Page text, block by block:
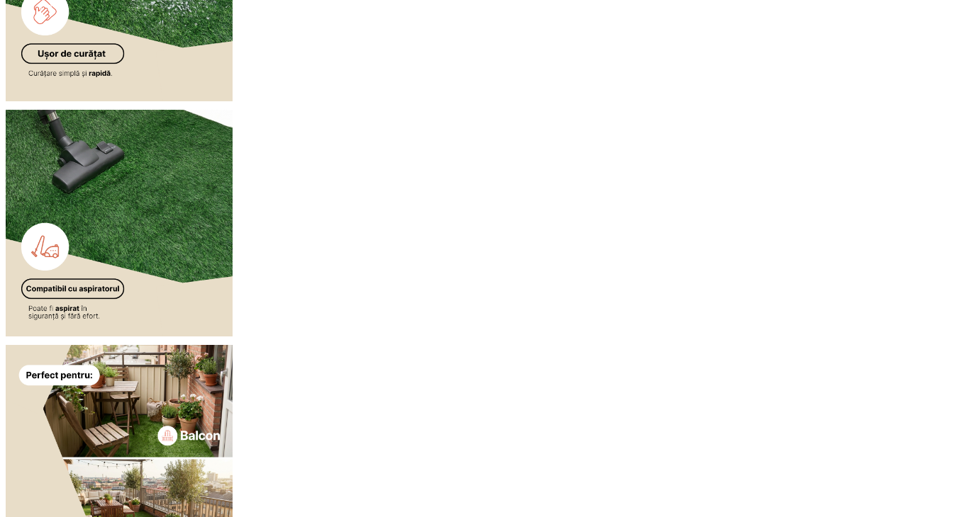
Necesare
Cookie-urile necesare sunt esențiale pentru funcțiile de bază ale site-ului și site-ul nu va funcționa corect fără ele. Aceste cookie-uri nu
Preferințe
Cookie-urile legate de preferințe permit site-ului să rețină informații care schimbă aspectul sau funcționarea site-ului, de exemplu, limba
preferată sau regiunea în care se află utilizatorul.
Statistică
Cookie-urile statistice ajută deținătorii de site-uri să înțeleagă cum se comportă diferiți utilizatori pe site, prin colectarea și raportarea
informațiilor anonime.
Cookie-urile de marketing
Cookie-urile de marketing sunt utilizate pentru a urmări utilizatorii pe site-uri web. Scopul este de a afișa reclame care sunt relevante și
interesante pentru utilizatori și, astfel, mai valoroase pentru editori și anunțători de terță parte.
Cookie-urile neclasificate sunt cookie-uri aflate în proces de clasificare, împreună cu furnizorii fiecărei cookie.